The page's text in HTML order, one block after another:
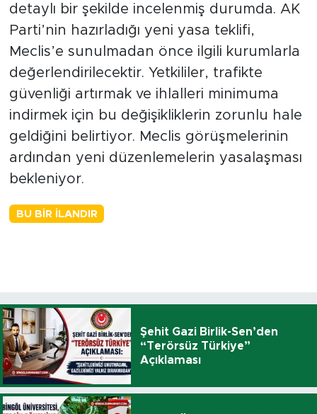
detaylı bir şekilde incelenmiş durumda. AK
Parti’nin hazırladığı yeni yasa teklifi,
Meclis’e sunulmadan önce ilgili kurumlarla
değerlendirilecektir. Yetkililer, trafikte
güvenliği artırmak ve ihlalleri minimuma
indirmek için bu değişikliklerin zorunlu hale
geldiğini belirtiyor. Meclis görüşmelerinin
ardından yeni düzenlemelerin yasalaşması
bekleniyor.
BU BIR İLANDIR
Şehit Gazi Birlik-Sen’den
“Terörsüz Türkiye”
Açıklaması